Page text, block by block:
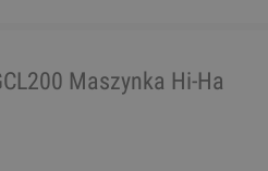
Maszynka Hi-Ha